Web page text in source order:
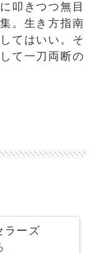
叩きつつ無目
。生き方指南
てはいい。そ
て一刀両断の
ーズ